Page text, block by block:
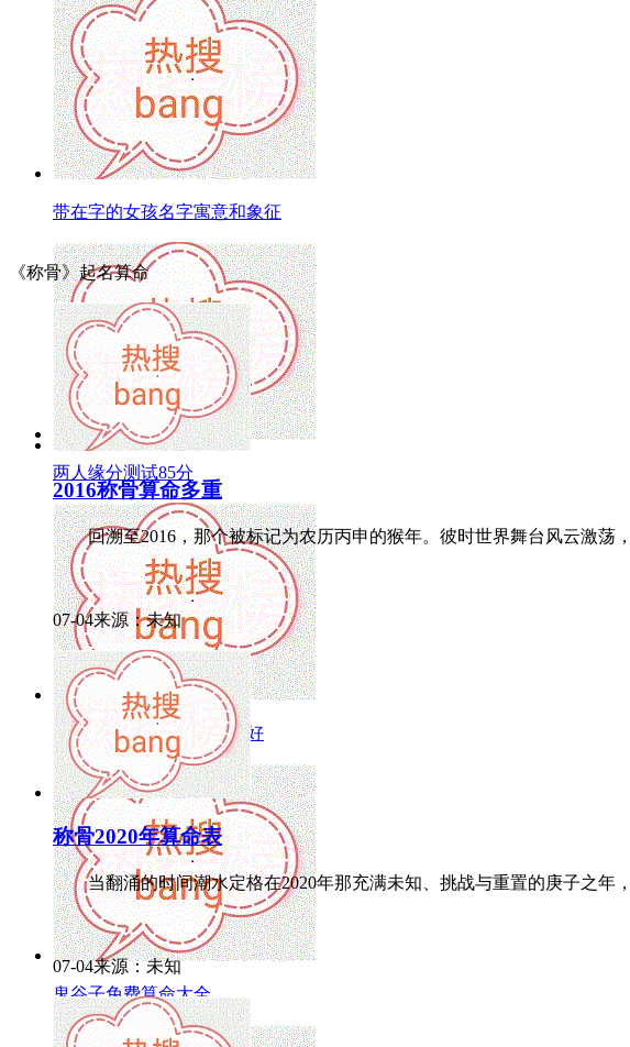
带在字的女孩名字寓意和象征
两人缘分测试85分
怎样给卫氏宝宝取名字最好
鬼谷子免费算命大全
《称骨》起名算命
2016称骨算命多重
回溯至2016，那个被标记为农历丙申的猴年。彼时世界舞台风云激荡
07-04来源：未知
称骨2020年算命表
当翻涌的时间潮水定格在2020年那充满未知、挑战与重置的庚子之年
07-04来源：未知